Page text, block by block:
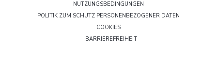
NUTZUNGSBEDINGUNGEN
POLITIK ZUM SCHUTZ PERSONENBEZOGENER DATEN
COOKIES((ÖFFNET EIN NEUES FENSTER))
BARRIEREFREIHEIT((ÖFFNET EIN NEUES